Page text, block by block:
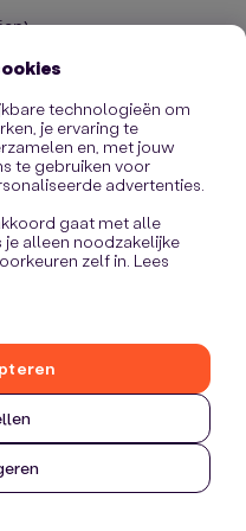
.
technologieën om
je ervaring te
en, met jouw
te gebruiken voor
advertenties.
gaat met alle
je alleen noodzakelijke
zelf in. Lees